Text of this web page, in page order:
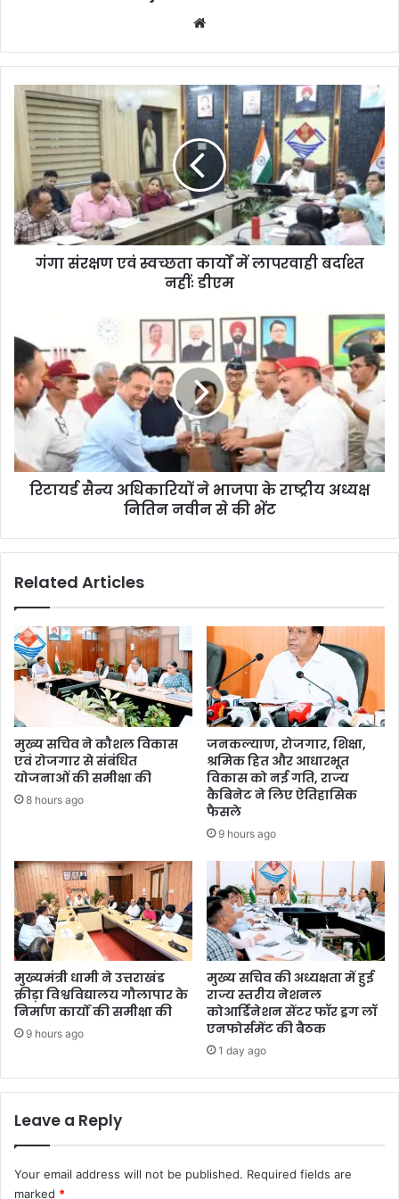
te
गंगा संरक्षण एवं स्वच्छता कार्यों में लापरवाही बर्दाश्त
नहींः डीएम
रिटायर्ड सैन्य अधिकारियों ने भाजपा के राष्ट्रीय अध्यक्ष
नितिन नवीन से की भेंट
Related Articles
मुख्य सचिव ने कौशल विकास
एवं रोजगार से संबंधित
योजनाओं की समीक्षा की
8 hours ago
जनकल्याण, रोजगार, शिक्षा,
श्रमिक हित और आधारभूत
विकास को नई गति, राज्य
कैबिनेट ने लिए ऐतिहासिक
फैसले
9 hours ago
मुख्यमंत्री धामी ने उत्तराखंड
क्रीड़ा विश्वविद्यालय गौलापार के
निर्माण कार्यों की समीक्षा की
9 hours ago
मुख्य सचिव की अध्यक्षता में हुई
राज्य स्तरीय नेशनल
कोआर्डिनेशन सेंटर फॉर ड्रग लॉ
एनफोर्समेंट की बैठक
1 day ago
Leave a Reply
Your email address will not be published. Required fields are
marked *